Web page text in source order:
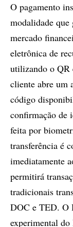
O pagamento
modalidade que
mercado
eletrônica de
utilizando o QR
cliente abre um
código
confirmação de
feita por
transferência é
imediatamente
permitirá
tradicionais
DOC e TED. O
experimental